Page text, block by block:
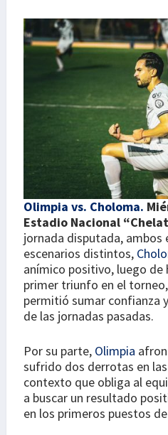
Olimpia vs. Choloma.
Estadio Nacional
jornada disputada, ambos
escenarios distintos,
anímico positivo, luego de
primer triunfo en el
permitió sumar confianza
de las jornadas pasadas.
Por su parte, Olimpia
sufrido dos derrotas en
contexto que obliga al
a buscar un resultado
en los primeros puestos